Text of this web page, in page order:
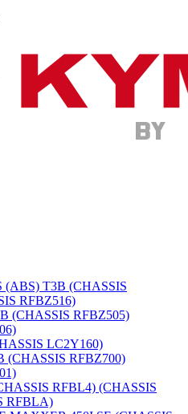
(ABS) T3B (CHASSIS
RFBZ516)
(CHASSIS RFBZ505)
LC2Y160)
(CHASSIS RFBZ700)
RFBL4) (CHASSIS
RFBLA)